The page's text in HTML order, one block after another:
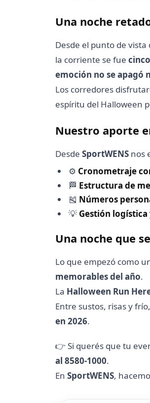
Una noche
Desde el punto de
la corriente se fue
emoción no se apagó
Los corredores
espíritu del Halloween
Nuestro aporte
Desde SportWENS nos
⚙️ Cronometraje
🏁 Estructura de
🎽 Números
💡 Gestión
Una noche que
Lo que empezó como
memorables del año.
La Halloween Run
Entre sustos, risas y
en 2026.
👉 Si querés que tu
al 8580-1000.
En SportWENS,